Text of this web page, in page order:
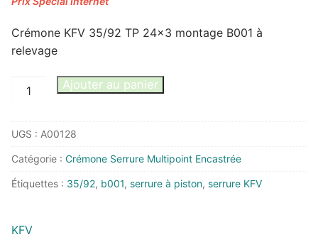
Crémone KFV 35/92 TP 24×3 montage B001 à
relevage
quantité
KFV
35/92
24x3
B001
Ajouter au panier
UGS : A00128
Catégorie : Crémone Serrure Multipoint Encastrée
Étiquettes : 35/92, b001, serrure à piston, serrure KFV
KFV